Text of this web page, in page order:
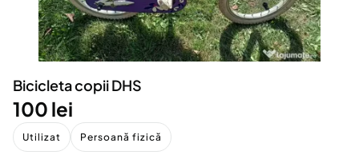
Servicii
Animale de companie
Afaceri și echipamente profesionale
Inchiriere Bunuri si Vehicule
Utilaje agricole si industriale
Piese auto si accesorii
Dacia Duster
Bicicleta copii DHS
100 lei
Utilizat Persoană fizică